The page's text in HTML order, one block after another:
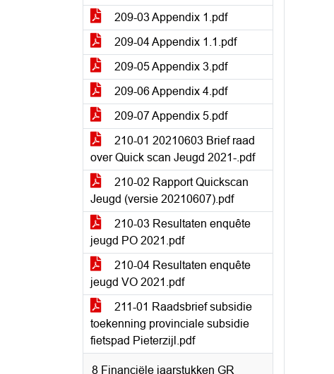
209-03 Appendix 1.pdf
209-04 Appendix 1.1.pdf
209-05 Appendix 3.pdf
209-06 Appendix 4.pdf
209-07 Appendix 5.pdf
210-01 20210603 Brief raad
over Quick scan Jeugd 2021-.pdf
210-02 Rapport Quickscan
Jeugd (versie 20210607).pdf
210-03 Resultaten enquête
jeugd PO 2021.pdf
210-04 Resultaten enquête
jeugd VO 2021.pdf
211-01 Raadsbrief subsidie
toekenning provinciale subsidie
fietspad Pieterzijl.pdf
8 Financiële jaarstukken GR